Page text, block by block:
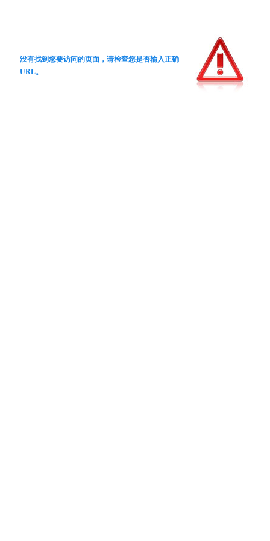
没有找到您要访问的页面，请检查您是否输入正确
URL。